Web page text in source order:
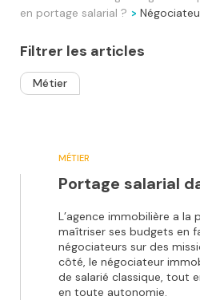
en portage salarial ? >
Filtrer les articles
Métier
MÉTIER
Portage salarial
L’agence immobilière a la
maîtriser ses budgets en
négociateurs sur des
côté, le négociateur
de salarié classique, tout
en toute autonomie.